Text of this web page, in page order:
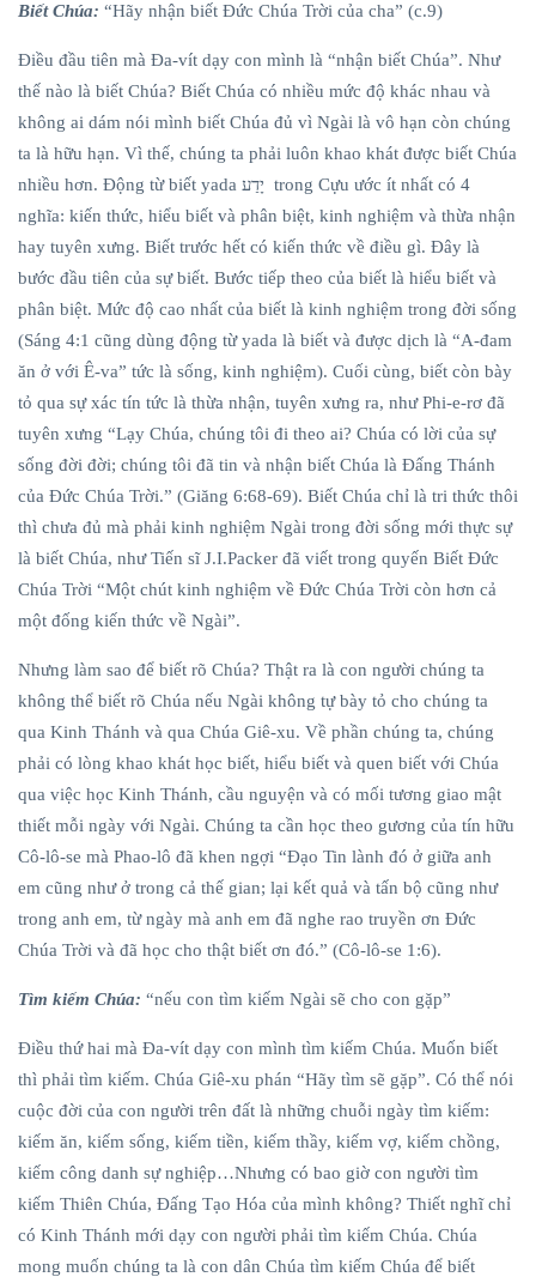
Nhà buôn
và thợ cắt
tóc
Dec,
views
Thẻ
T
Thơ Giáng Sinh
TCN-HV
Beauty
Fashion
Lifestyle
Travel
Dantri
Biết Chúa: “Hãy nhận biết Đức Chúa Trời của cha” (c.9)
Điều đầu tiên mà Đa-vít dạy con mình là “nhận biết Chúa”. Như
thế nào là biết Chúa? Biết Chúa có nhiều mức độ khác nhau và
không ai dám nói mình biết Chúa đủ vì Ngài là vô hạn còn chúng
ta là hữu hạn. Vì thế, chúng ta phải luôn khao khát được biết Chúa
nhiều hơn. Động từ biết yada יָדַע trong Cựu ước ít nhất có 4
nghĩa: kiến thức, hiểu biết và phân biệt, kinh nghiệm và thừa nhận
hay tuyên xưng. Biết trước hết có kiến thức về điều gì. Đây là
bước đầu tiên của sự biết. Bước tiếp theo của biết là hiểu biết và
phân biệt. Mức độ cao nhất của biết là kinh nghiệm trong đời sống
(Sáng 4:1 cũng dùng động từ yada là biết và được dịch là “A-đam
ăn ở với Ê-va” tức là sống, kinh nghiệm). Cuối cùng, biết còn bày
tỏ qua sự xác tín tức là thừa nhận, tuyên xưng ra, như Phi-e-rơ đã
tuyên xưng “Lạy Chúa, chúng tôi đi theo ai? Chúa có lời của sự
sống đời đời; chúng tôi đã tin và nhận biết Chúa là Đấng Thánh
của Đức Chúa Trời.” (Giăng 6:68-69). Biết Chúa chỉ là tri thức thôi
thì chưa đủ mà phải kinh nghiệm Ngài trong đời sống mới thực sự
là biết Chúa, như Tiến sĩ J.I.Packer đã viết trong quyến Biết Đức
Chúa Trời “Một chút kinh nghiệm về Đức Chúa Trời còn hơn cả
một đống kiến thức về Ngài”.
Nhưng làm sao để biết rõ Chúa? Thật ra là con người chúng ta
không thể biết rõ Chúa nếu Ngài không tự bày tỏ cho chúng ta
qua Kinh Thánh và qua Chúa Giê-xu. Về phần chúng ta, chúng
phải có lòng khao khát học biết, hiểu biết và quen biết với Chúa
qua việc học Kinh Thánh, cầu nguyện và có mối tương giao mật
thiết mỗi ngày với Ngài. Chúng ta cần học theo gương của tín hữu
Cô-lô-se mà Phao-lô đã khen ngợi “Đạo Tin lành đó ở giữa anh
em cũng như ở trong cả thế gian; lại kết quả và tấn bộ cũng như
trong anh em, từ ngày mà anh em đã nghe rao truyền ơn Đức
Chúa Trời và đã học cho thật biết ơn đó.” (Cô-lô-se 1:6).
Tìm kiếm Chúa: “nếu con tìm kiếm Ngài sẽ cho con gặp”
Điều thứ hai mà Đa-vít dạy con mình tìm kiếm Chúa. Muốn biết
thì phải tìm kiếm. Chúa Giê-xu phán “Hãy tìm sẽ gặp”. Có thể nói
cuộc đời của con người trên đất là những chuỗi ngày tìm kiếm:
kiếm ăn, kiếm sống, kiếm tiền, kiếm thầy, kiếm vợ, kiếm chồng,
kiếm công danh sự nghiệp…Nhưng có bao giờ con người tìm
kiếm Thiên Chúa, Đấng Tạo Hóa của mình không? Thiết nghĩ chỉ
có Kinh Thánh mới dạy con người phải tìm kiếm Chúa. Chúa
mong muốn chúng ta là con dân Chúa tìm kiếm Chúa để biết